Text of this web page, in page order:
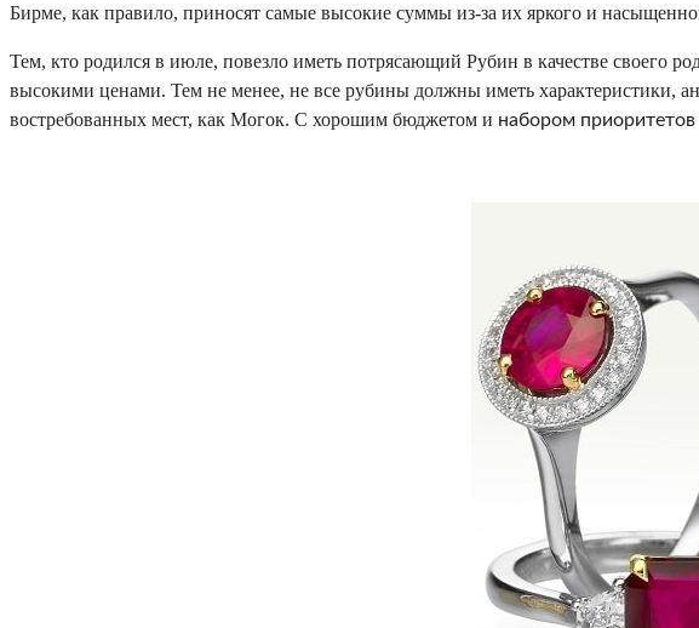
Бирме, как правило, приносят самые высокие суммы из-за их яркого и
Тем, кто родился в июле, повезло иметь потрясающий Рубин в качестве своего
высокими ценами. Тем не менее, не все рубины должны иметь характеристики,
востребованных мест, как Могок. С хорошим бюджетом и набором приоритетов